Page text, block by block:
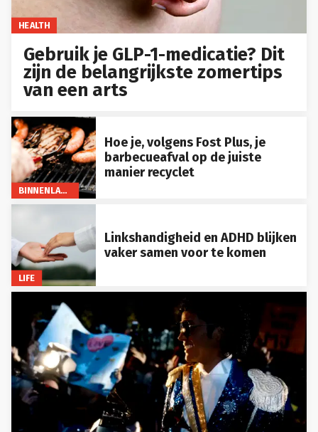
HEALTH
Gebruik je GLP-1-medicatie? Dit
zijn de belangrijkste zomertips
van een arts
BINNENLAND
Hoe je, volgens Fost Plus, je
barbecueafval op de juiste
manier recyclet
LIFE
Linkshandigheid en ADHD blijken
vaker samen voor te komen